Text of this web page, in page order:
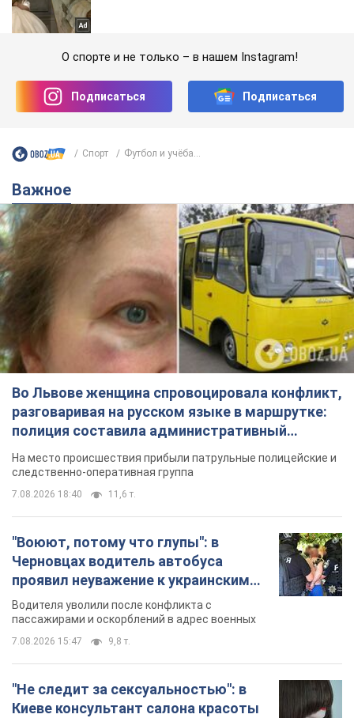
О спорте и не только – в нашем Instagram!
Подписаться Подписаться
Спорт Футбол и учёба...
Важное
Во Львове женщина спровоцировала конфликт,
разговаривая на русском языке в маршрутке:
полиция составила административный
протокол. Видео
На место происшествия прибыли патрульные полицейские и
следственно-оперативная группа
7.08.2026 18:40 11,6 т.
"Воюют, потому что глупы": в
Черновцах водитель автобуса
проявил неуважение к украинским
военным и поплатился за это.
Видео
Водителя уволили после конфликта с
пассажирами и оскорблений в адрес военных
7.08.2026 15:47 9,8 т.
"Не следит за сексуальностью": в
Киеве консультант салона красоты